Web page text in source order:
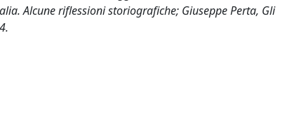
Alcune riflessioni storiografiche; Giuseppe Perta, Gli